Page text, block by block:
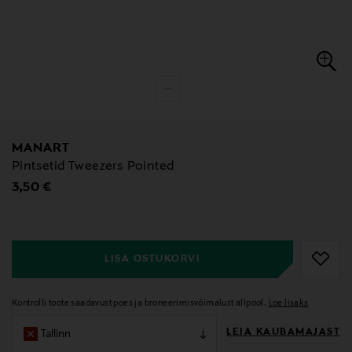
MANART
Pintsetid Tweezers Pointed
Original Price
3,50 €
LISA OSTUKORVI
Kontrolli toote saadavust poes ja broneerimisvõimalust allpool. Loe lisaks
Tallinn LEIA KAUBAMAJAST